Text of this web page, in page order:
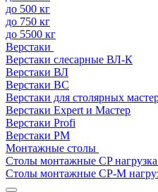
до 500 кг
до 750 кг
до 5500 кг
Верстаки
Верстаки слесарные ВЛ-К
Верстаки ВЛ
Верстаки ВС
Верстаки для столярных
Верстаки Expert и Мастер
Верстаки Profi
Верстаки РМ
Монтажные столы
Столы монтажные СP
Столы монтажные СР-М